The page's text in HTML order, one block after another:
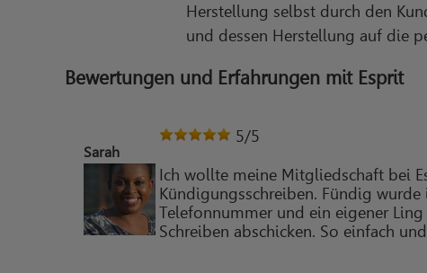
Herstellung selbst durch den
und dessen Herstellung auf die
Bewertungen und Erfahrungen mit Esprit
Sarah
5/5
Ich wollte meine Mitgliedschaft bei
Kündigungsschreiben. Fündig
Telefonnummer und ein eigener
Schreiben abschicken. So einfach